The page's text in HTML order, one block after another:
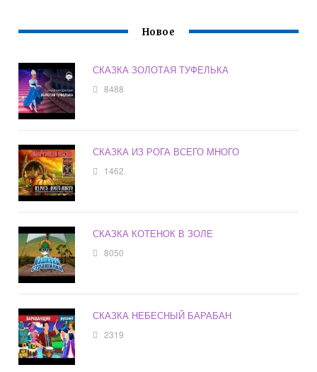
Новое
СКАЗКА ЗОЛОТАЯ ТУФЕЛЬКА
8488
СКАЗКА ИЗ РОГА ВСЕГО МНОГО
1462
СКАЗКА КОТЕНОК В ЗОЛЕ
8050
СКАЗКА НЕБЕСНЫЙ БАРАБАН
2319